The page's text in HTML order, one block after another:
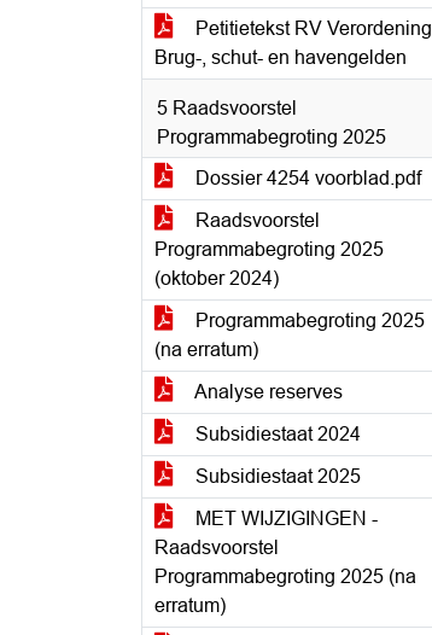
Petitietekst RV Verordening
Brug-, schut- en havengelden
5 Raadsvoorstel
Programmabegroting 2025
Dossier 4254 voorblad.pdf
Raadsvoorstel
Programmabegroting 2025
(oktober 2024)
Programmabegroting 2025
(na erratum)
Analyse reserves
Subsidiestaat 2024
Subsidiestaat 2025
MET WIJZIGINGEN -
Raadsvoorstel
Programmabegroting 2025 (na
erratum)